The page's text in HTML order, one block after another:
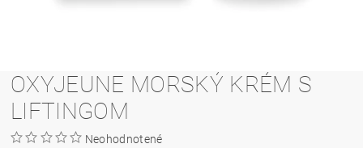
OXYJEUNE MORSKÝ KRÉM S
LIFTINGOM
Neohodnotené